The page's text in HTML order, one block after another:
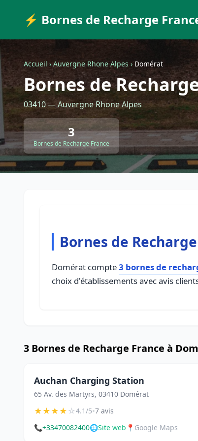
⚡ Bornes de Recharge
Accueil › Auvergne Rhone Alpes › Domérat
Bornes de
03410 — Auvergne Rhone Alpes
3
Bornes de Recharge France
Bornes de
Domérat compte3 bornes de
choix d'établissements avec avis
3 Bornes de Recharge France à
Auchan Charging Station
65 Av. des Martyrs, 03410 Domérat
★★★★☆4.1/5•7 avis
📞+33470082400🌐Site web 📍 Google Maps